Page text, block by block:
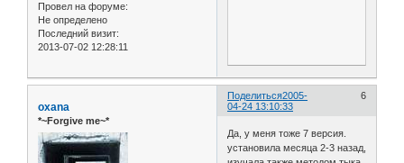
Провел на форуме:
Не определено
Последний визит:
2013-07-02 12:28:11
Поделиться 6
2005-
04-24 13:10:33
oxana
*~Forgive me~*
Да, у меня тоже 7 версия.
установила месяца 2-3 назад,